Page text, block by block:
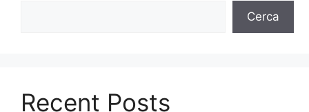
Cerca
Recent Posts